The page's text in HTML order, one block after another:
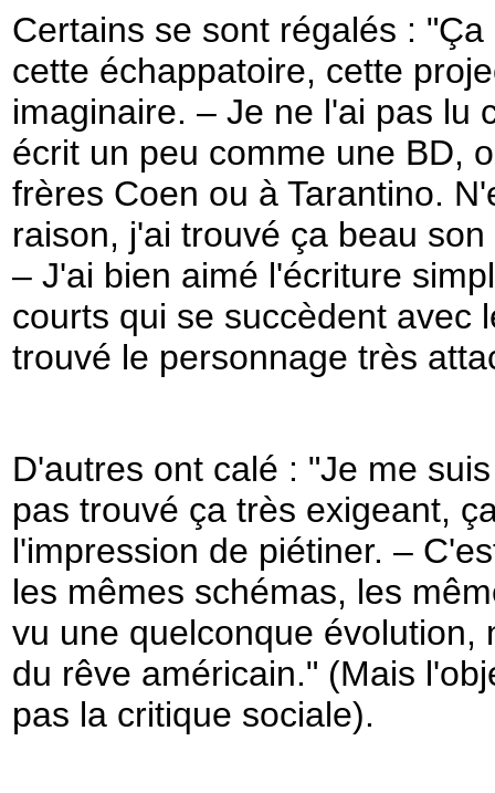
Certains se sont régalés :
cette échappatoire, cette
imaginaire. – Je ne l'ai pas lu
écrit un peu comme une BD,
frères Coen ou à Tarantino.
raison, j'ai trouvé ça beau
– J'ai bien aimé l'écriture
courts qui se succèdent avec
trouvé le personnage très
D'autres ont calé : "Je me
pas trouvé ça très exigeant,
l'impression de piétiner. –
les mêmes schémas, les
vu une quelconque évolution,
du rêve américain." (Mais
pas la critique sociale).